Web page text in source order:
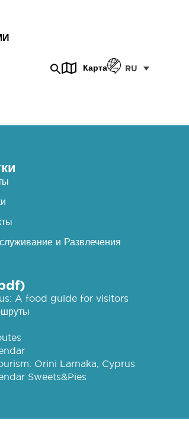
Карта RU
и Развлечения
A food guide for visitors
Orini Larnaka, Cyprus
Sweets&Pies